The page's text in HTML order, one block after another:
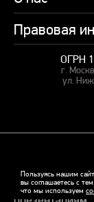
Пользуясь нашим
вы соглашаетесь с тем,
что мы используем
Профессии
Подарочные
Курсы для
Пакетные
Банк слайдов
Вебинары
Студия
Заказать
Об академии
СМИ о нас
Правовая
Карта сайта
Оферта и
Политика
Файлы Cookie
ОГРН
г.
ул.
© 2015–2026
Обучающие